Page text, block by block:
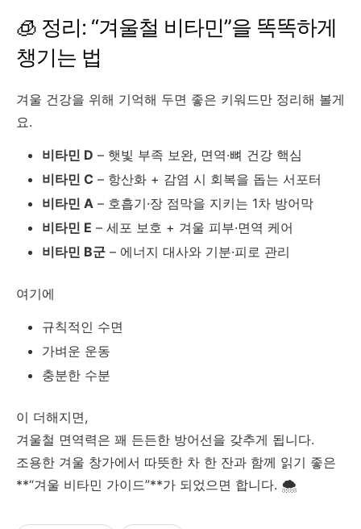
🧊 정리: “겨울철 비타민”을 똑똑하게
챙기는 법
겨울 건강을 위해 기억해 두면 좋은 키워드만 정리해 볼게
요.
비타민 D – 햇빛 부족 보완, 면역·뼈 건강 핵심
비타민 C – 항산화 + 감염 시 회복을 돕는 서포터
비타민 A – 호흡기·장 점막을 지키는 1차 방어막
비타민 E – 세포 보호 + 겨울 피부·면역 케어
비타민 B군 – 에너지 대사와 기분·피로 관리
여기에
규칙적인 수면
가벼운 운동
충분한 수분
이 더해지면,
겨울철 면역력은 꽤 든든한 방어선을 갖추게 됩니다.
조용한 겨울 창가에서 따뜻한 차 한 잔과 함께 읽기 좋은
**“겨울 비타민 가이드”**가 되었으면 합니다. 🌨️